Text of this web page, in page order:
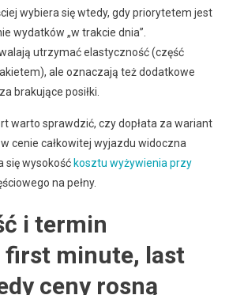
wybiera się wtedy, gdy priorytetem jest
wydatków „w trakcie dnia”.
utrzymać elastyczność (część
ale oznaczają też dodatkowe
brakujące posiłki.
warto sprawdzić, czy dopłata za wariant
cenie całkowitej wyjazdu widoczna
się wysokośćkosztu wyżywienia przy
na pełny.
i termin
first minute, last
ceny rosną